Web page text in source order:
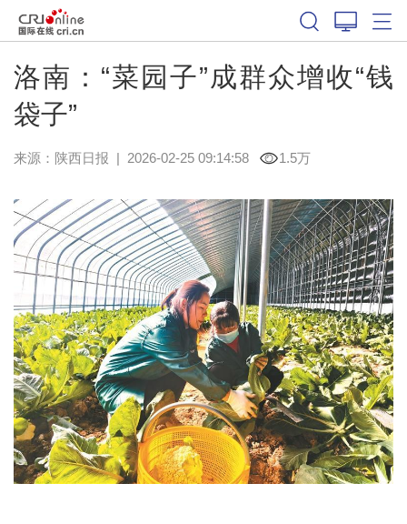
洛南：“菜园子”成群众增收“钱
袋子”
来源： 陕西日报 | 2026-02-25 09:14:58 1.5万